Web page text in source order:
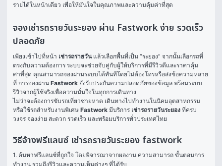
รายได้ในหน้าเดียว เพื่อให้มั่นใจในคุณภาพและความคุ้มค่าที่สุด
จองเช่ารถรายวันระยอง ผ่าน Fastwork ง่าย รวดเร็ว
ปลอดภัย
เพียงเข้าไปที่หน้า เช่ารถรายวัน แล้วเลือกพื้นที่เป็น “ระยอง” จากนั้นเลือกรถที่
ตรงกับความต้องการ ระบบจะช่วยจับคู่กับผู้ให้บริการที่มีรีวิวดีและราคาคุ้ม
ค่าที่สุด คุณสามารถจองผ่านระบบได้ทันทีโดยไม่ต้องโทรหรือส่งข้อความหลาย
ที่ การจองผ่าน Fastwork ยังรับประกันความปลอดภัยของข้อมูล พร้อมระบบ
รีวิวจากผู้ใช้จริงเพื่อความมั่นใจในทุกการเดินทาง
ไม่ว่าจะต้องการขับรถเที่ยวชายหาด เดินทางไปทำงานในนิคมอุตสาหกรรม
หรือใช้รถสำหรับงานพิเศษ Fastwork มีบริการ เช่ารถรายวันระยอง ที่ครบ
วงจร จองง่าย สะดวก รวดเร็ว และพร้อมบริการทั่วประเทศไทย
วิธีจ้างฟรีแลนซ์ เช่ารถรายวันระยอง fastwork
1. ค้นหาฟรีแลนซ์ที่ถูกใจ โดยพิจารณาจากผลงาน ความสามารถ ขั้นตอนการ
ทำงาน รวมถึงรีวิวและความเห็นต่างๆ ที่ได้รับ